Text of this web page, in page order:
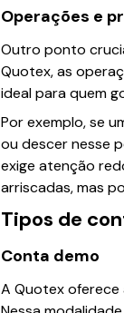
Operações e
Outro ponto
Quotex, as
ideal para quem
Por exemplo, se
ou descer nesse
exige atenção
arriscadas, mas
Tipos de
Conta demo
A Quotex oferece